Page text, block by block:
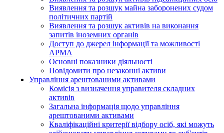
Виявлення та розшук майна заборонених судом
політичних партій
Виявлення та розшук активів на виконання
запитів іноземних органів
Доступ до джерел інформації та можливості
АРМА
Основні показники діяльності
Повідомити про незаконні активи
Управління арештованими активами
Комісія з визначення управителя складних
активів
Загальна інформація щодо управління
арештованими активами
Кваліфікаційні критерії відбору осіб, які можуть